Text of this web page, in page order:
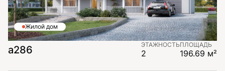
Жилой дом
а286 ЭТАЖНОСТЬ
2
ПЛОЩАДЬ
196.69 м²